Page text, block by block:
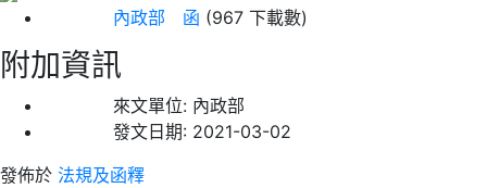
內政部 函 (967 下載數)
附加資訊
來文單位: 內政部
發文日期: 2021-03-02
發佈於 法規及函釋